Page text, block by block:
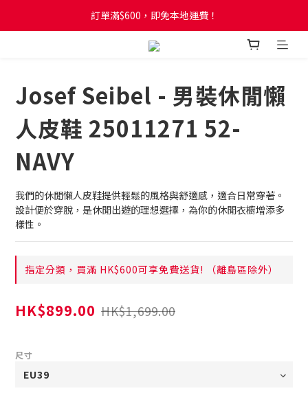
訂單滿$600，即免本地運費！
訂單滿$600，即免本地運費！
全新網店會員制度! 2%消費回贈! 買1蚊儲1分! 儲夠50分當1蚊!
Josef Seibel - 男裝休閒懶
人皮鞋 25011271 52-
NAVY
我們的休閒懶人皮鞋提供輕鬆的風格與舒適感，適合日常穿著。
設計便於穿脫，是休閒出遊的理想選擇，為你的休閒衣櫥增添多
樣性。
指定分類，買滿 HK$600可享免費送貨! （離島區除外）
HK$899.00 HK$1,699.00
尺寸